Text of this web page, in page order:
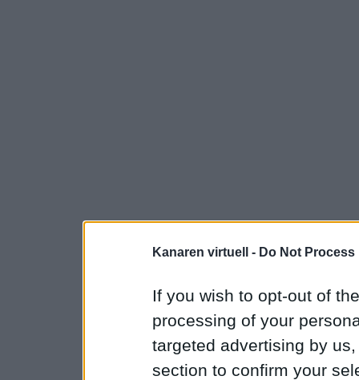
Kanaren virtuell - Do Not
If you wish to opt-out of
processing of your
targeted advertising by
section to confirm your